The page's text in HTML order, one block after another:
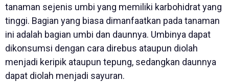
tanaman sejenis umbi yang memiliki karbohidrat yang
tinggi. Bagian yang biasa dimanfaatkan pada tanaman
ini adalah bagian umbi dan daunnya. Umbinya dapat
dikonsumsi dengan cara direbus ataupun diolah
menjadi keripik ataupun tepung, sedangkan daunnya
dapat diolah menjadi sayuran.